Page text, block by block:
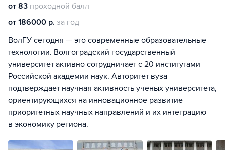
от 83 проходной балл
от 186000 р. за год
ВолГУ сегодня — это современные образовательные
технологии. Волгоградский государственный
университет активно сотрудничает с 20 институтами
Российской академии наук. Авторитет вуза
подтверждает научная активность ученых университета,
ориентирующихся на инновационное развитие
приоритетных научных направлений и их интеграцию
в экономику региона.